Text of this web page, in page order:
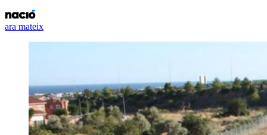
ara mateix